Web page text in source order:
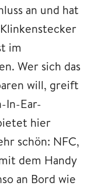
an und hat
im
Wer sich das
will, greift
In-Ear-
hier
schön: NFC,
dem Handy
an Bord wie